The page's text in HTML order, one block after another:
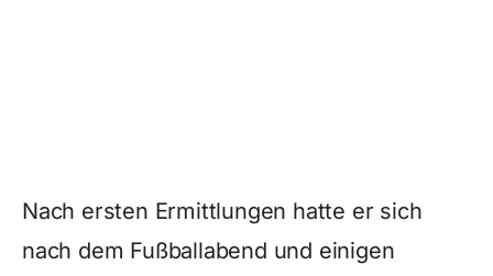
Nach ersten Ermittlungen hatte er sich
nach dem Fußballabend und einigen